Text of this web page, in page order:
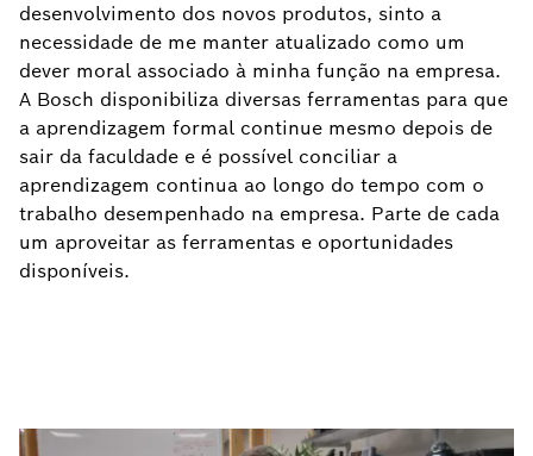
desenvolvimento dos novos produtos, sinto a
necessidade de me manter atualizado como um
dever moral associado à minha função na empresa.
A Bosch disponibiliza diversas ferramentas para que
a aprendizagem formal continue mesmo depois de
sair da faculdade e é possível conciliar a
aprendizagem continua ao longo do tempo com o
trabalho desempenhado na empresa. Parte de cada
um aproveitar as ferramentas e oportunidades
disponíveis.